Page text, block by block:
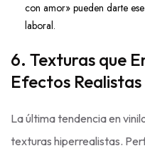
con amor» pueden darte
laboral.
6. Texturas que
Efectos Realistas
La última tendencia en
texturas hiperrealistas.